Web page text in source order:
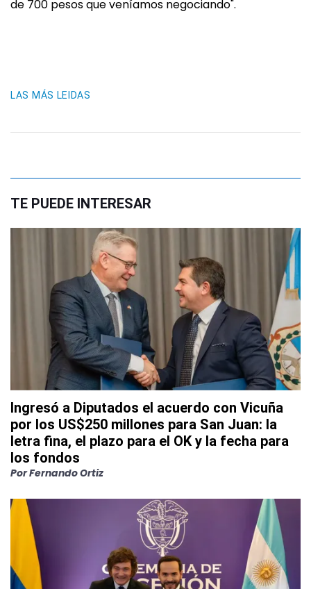
de 700 pesos que veníamos negociando".
LAS MÁS LEIDAS
TE PUEDE INTERESAR
Ingresó a Diputados el acuerdo con Vicuña
por los US$250 millones para San Juan: la
letra fina, el plazo para el OK y la fecha para
los fondos
PorFernando Ortiz